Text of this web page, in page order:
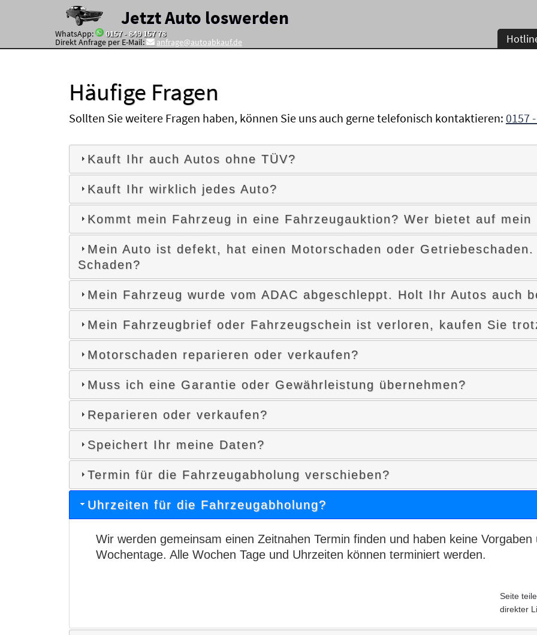
Jetzt Auto loswerden
WhatsApp: 0157 - 849 157 78
Direkt Anfrage per E-Mail: anfrage@autoabkauf.de
Häufige Fragen
Sollten Sie weitere Fragen haben, können Sie uns auch gerne telefonisch kontaktieren: 0157
Kauft Ihr auch Autos ohne TÜV?
Kauft Ihr wirklich jedes Auto?
Kommt mein Fahrzeug in eine Fahrzeugauktion? Wer bietet auf mein
Mein Auto ist defekt, hat einen Motorschaden oder
Schaden?
Mein Fahrzeug wurde vom ADAC abgeschleppt. Holt Ihr Autos auch
Mein Fahrzeugbrief oder Fahrzeugschein ist verloren, kaufen Sie
Motorschaden reparieren oder verkaufen?
Muss ich eine Garantie oder Gewährleistung übernehmen?
Reparieren oder verkaufen?
Speichert Ihr meine Daten?
Termin für die Fahrzeugabholung verschieben?
Uhrzeiten für die Fahrzeugabholung?
Wir werden gemeinsam einen Zeitnahen Termin finden und haben keine
Wochentage. Alle Wochen Tage und Uhrzeiten können terminiert werden.
Seite
direkter